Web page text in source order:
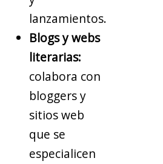
lanzamientos.
Blogs y webs
literarias:
colabora con
bloggers y
sitios web
que se
especialicen